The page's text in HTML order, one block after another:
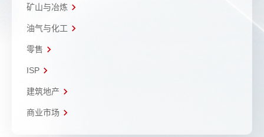
矿山与冶炼
油气与化工
零售
ISP
建筑地产
商业市场